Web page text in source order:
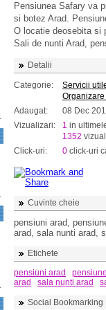
Pensiunea Safary va
si botez Arad.
O locatie deosebita si
Sali de nunti Arad,
Detalii
Categorie:
Servicii
Adaugat:
08 Dec
Vizualizari:
1 in
1352
Click-uri:
0 click-uri
Cuvinte cheie
pensiuni arad,
arad, sala nunti arad,
Etichete
pensiuni arad
arad
sala nunti arad
Social Bookmarking